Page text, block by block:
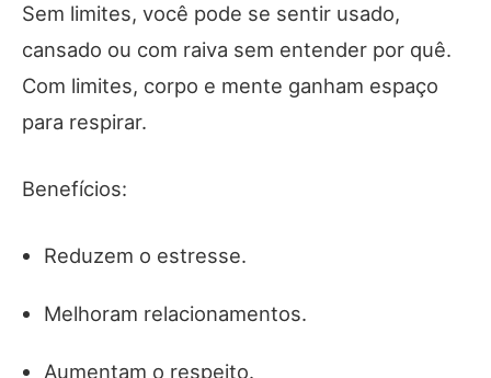
Sem limites, você pode se sentir usado,
cansado ou com raiva sem entender por quê.
Com limites, corpo e mente ganham espaço
para respirar.
Benefícios:
Reduzem o estresse.
Melhoram relacionamentos.
Aumentam o respeito.